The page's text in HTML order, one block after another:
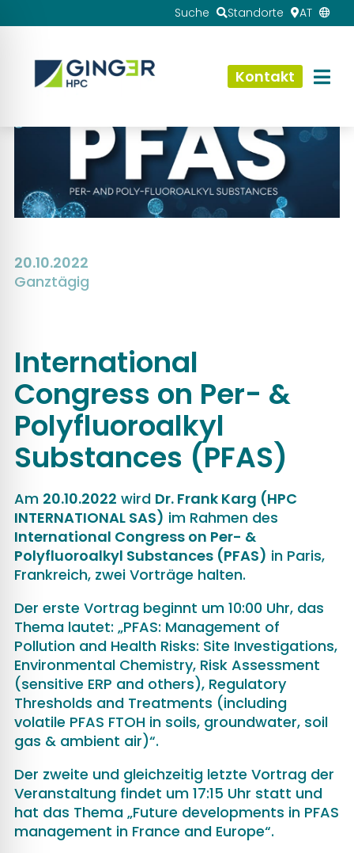
Suche Standorte AT
Kontakt
20.10.2022
Ganztägig
International
Congress on Per- &
Polyfluoroalkyl
Substances (PFAS)
Am 20.10.2022 wird Dr. Frank Karg (HPC
INTERNATIONAL SAS) im Rahmen des
International Congress on Per- &
Polyfluoroalkyl Substances (PFAS) in Paris,
Frankreich, zwei Vorträge halten.
Der erste Vortrag beginnt um 10:00 Uhr, das
Thema lautet: „PFAS: Management of
Pollution and Health Risks: Site Investigations,
Environmental Chemistry, Risk Assessment
(sensitive ERP and others), Regulatory
Thresholds ​​and Treatments (including
volatile PFAS FTOH in soils, groundwater, soil
gas & ambient air)“.
Der zweite und gleichzeitig letzte Vortrag der
Veranstaltung findet um 17:15 Uhr statt und
hat das Thema „Future developments in PFAS
management in France and Europe“.